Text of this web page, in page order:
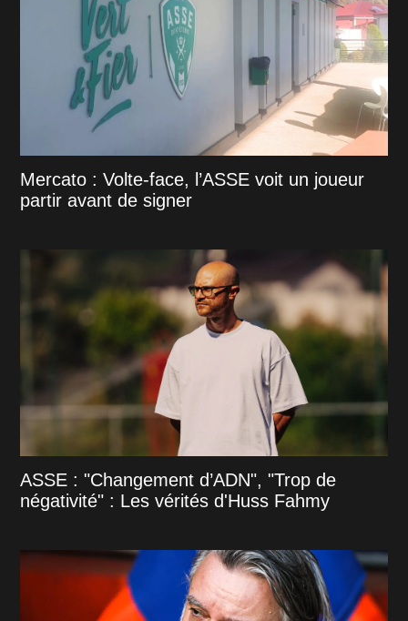
Mercato : Volte-face, l’ASSE voit un joueur
partir avant de signer
ASSE : "Changement d’ADN", "Trop de
négativité" : Les vérités d'Huss Fahmy